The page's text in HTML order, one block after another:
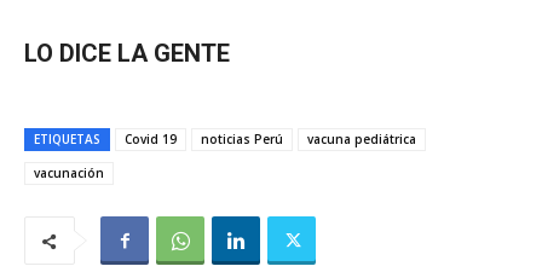
LO DICE LA GENTE
ETIQUETAS Covid 19 noticias Perú
vacuna pediátrica
vacunación